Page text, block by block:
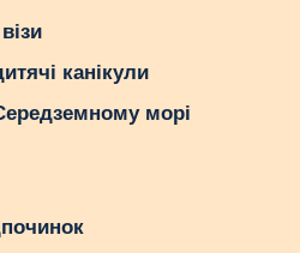
канікули
морі